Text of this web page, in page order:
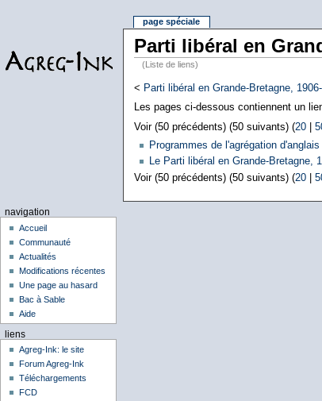
Parti libéral en
(Liste de liens)
< Parti libéral en Grande-Bretagne,
Les pages ci-dessous contiennent un
Voir (50 précédents) (50 suivants) (20|
Programmes de l'agrégation
Le Parti libéral en Grande-Bretagne,
Voir (50 précédents) (50 suivants) (20|
page spéciale
navigation
Accueil
Communauté
Actualités
Modifications récentes
Une page au hasard
Bac à Sable
Aide
liens
Agreg-Ink: le site
Forum Agreg-Ink
Téléchargements
FCD